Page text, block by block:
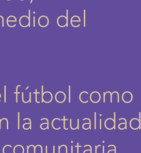
del
fútbol como
la actualidad